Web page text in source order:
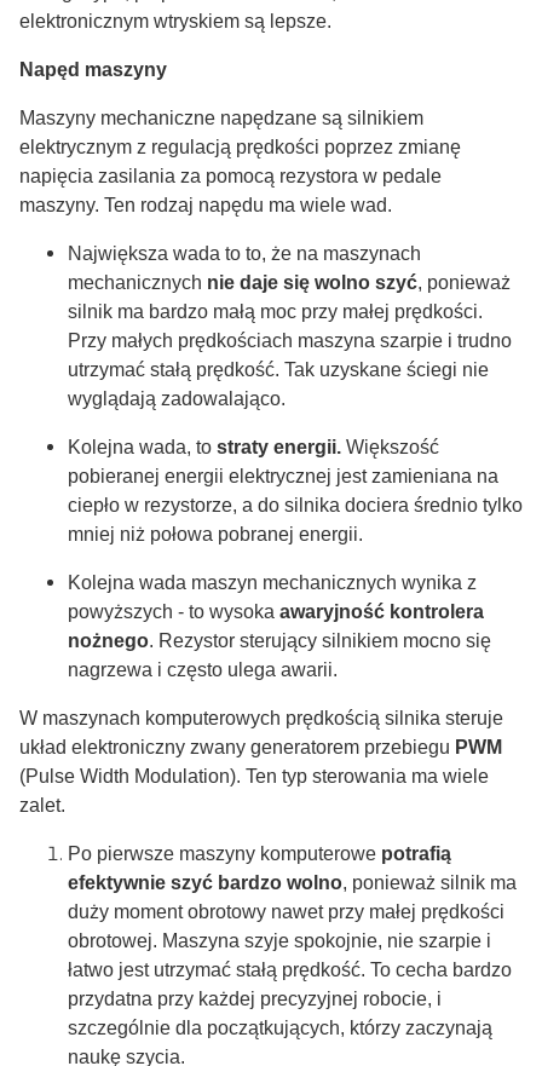
elektronicznym wtryskiem są lepsze.
Napęd maszyny
Maszyny mechaniczne napędzane są silnikiem
elektrycznym z regulacją prędkości poprzez zmianę
napięcia zasilania za pomocą rezystora w pedale
maszyny. Ten rodzaj napędu ma wiele wad.
Największa wada to to, że na maszynach
mechanicznych nie daje się wolno szyć, ponieważ
silnik ma bardzo małą moc przy małej prędkości.
Przy małych prędkościach maszyna szarpie i trudno
utrzymać stałą prędkość. Tak uzyskane ściegi nie
wyglądają zadowalająco.
Kolejna wada, to straty energii. Większość
pobieranej energii elektrycznej jest zamieniana na
ciepło w rezystorze, a do silnika dociera średnio tylko
mniej niż połowa pobranej energii.
Kolejna wada maszyn mechanicznych wynika z
powyższych - to wysoka awaryjność kontrolera
nożnego. Rezystor sterujący silnikiem mocno się
nagrzewa i często ulega awarii.
W maszynach komputerowych prędkością silnika steruje
układ elektroniczny zwany generatorem przebiegu PWM
(Pulse Width Modulation). Ten typ sterowania ma wiele
zalet.
Po pierwsze maszyny komputerowe potrafią
efektywnie szyć bardzo wolno, ponieważ silnik ma
duży moment obrotowy nawet przy małej prędkości
obrotowej. Maszyna szyje spokojnie, nie szarpie i
łatwo jest utrzymać stałą prędkość. To cecha bardzo
przydatna przy każdej precyzyjnej robocie, i
szczególnie dla początkujących, którzy zaczynają
naukę szycia.